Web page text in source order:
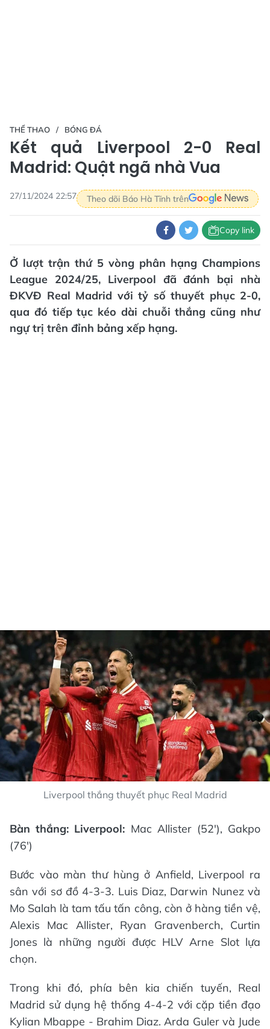
THỂ THAO BÓNG ĐÁ
Kết quả Liverpool 2-0 Real
Madrid: Quật ngã nhà Vua
27/11/2024 22:57 Theo dõi Báo Hà Tĩnh trên
Copy link
Ở lượt trận thứ 5 vòng phân hạng Champions
League 2024/25, Liverpool đã đánh bại nhà
ĐKVĐ Real Madrid với tỷ số thuyết phục 2-0,
qua đó tiếp tục kéo dài chuỗi thắng cũng như
ngự trị trên đỉnh bảng xếp hạng.
Liverpool thắng thuyết phục Real Madrid
Bàn thắng: Liverpool: Mac Allister (52'), Gakpo
(76')
Bước vào màn thư hùng ở Anfield, Liverpool ra
sân với sơ đồ 4-3-3. Luis Diaz, Darwin Nunez và
Mo Salah là tam tấu tấn công, còn ở hàng tiền vệ,
Alexis Mac Allister, Ryan Gravenberch, Curtin
Jones là những người được HLV Arne Slot lựa
chọn.
Trong khi đó, phía bên kia chiến tuyến, Real
Madrid sử dụng hệ thống 4-4-2 với cặp tiền đạo
Kylian Mbappe - Brahim Diaz. Arda Guler và Jude